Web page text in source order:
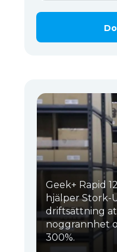
Geek+ Rapid
hjälper Stork-
driftsättning
noggrannhet
300%.